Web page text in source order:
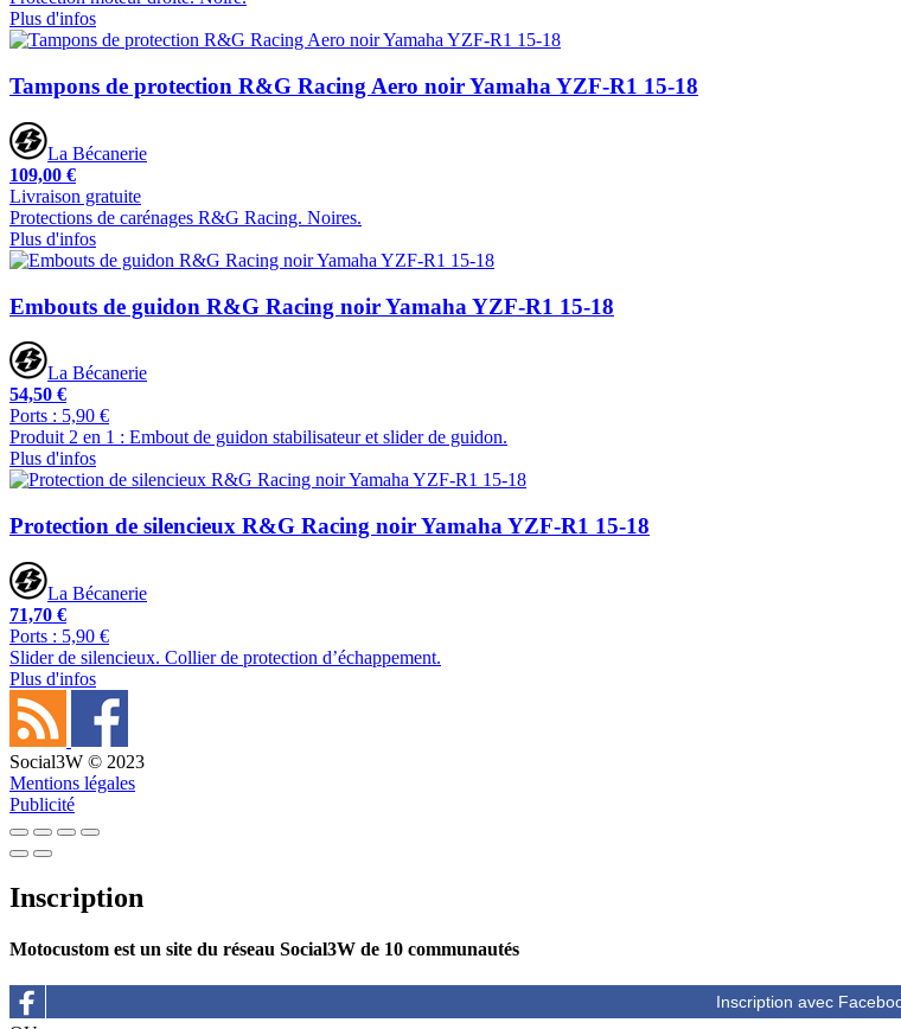
Plus d'infos
Tampons de protection R&G Racing Aero noir Yamaha YZF-R1 15-18
La Bécanerie
109,00 €
Livraison gratuite
Protections de carénages R&G Racing. Noires.
Plus d'infos
Embouts de guidon R&G Racing noir Yamaha YZF-R1 15-18
La Bécanerie
54,50 €
Ports : 5,90 €
Produit 2 en 1 : Embout de guidon stabilisateur et slider de guidon.
Plus d'infos
Protection de silencieux R&G Racing noir Yamaha YZF-R1 15-18
La Bécanerie
71,70 €
Ports : 5,90 €
Slider de silencieux. Collier de protection d’échappement.
Plus d'infos
Social3W © 2023
Mentions légales
Publicité
Inscription
Motocustom est un site du réseau Social3W de 10 communautés